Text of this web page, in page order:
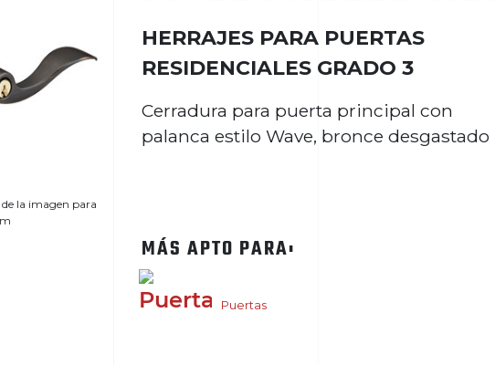
la imagen para
HERRAJES PARA PUERTAS
RESIDENCIALES GRADO 3
Cerradura para puerta principal con
palanca estilo Wave, bronce desgastado
MÁS APTO PARA:
Puertas